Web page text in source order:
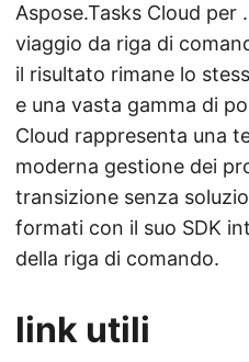
Aspose.Tasks Cloud
viaggio da riga di
il risultato rimane lo
e una vasta gamma di
Cloud rappresenta una
moderna gestione dei
transizione senza
formati con il suo SDK
della riga di comando.
link utili